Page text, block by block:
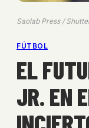
Saolab Press /
FÚTBOL
EL
JR. EN